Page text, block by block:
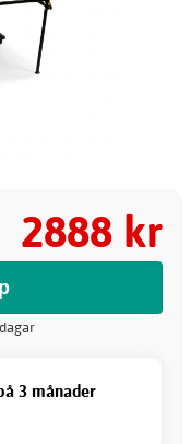
2888 kr
3 månader